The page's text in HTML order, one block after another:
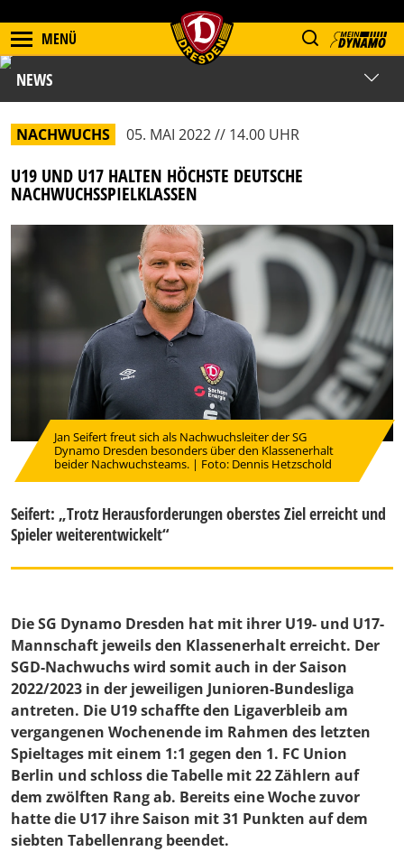
MENÜ
NEWS
NACHWUCHS 05. MAI 2022 // 14.00 UHR
U19 UND U17 HALTEN HÖCHSTE DEUTSCHE
NACHWUCHSSPIELKLASSEN
Jan Seifert freut sich als Nachwuchsleiter der SG
Dynamo Dresden besonders über den Klassenerhalt
beider Nachwuchsteams. | Foto: Dennis Hetzschold
Seifert: „Trotz Herausforderungen oberstes Ziel erreicht und
Spieler weiterentwickelt“
Die SG Dynamo Dresden hat mit ihrer U19- und U17-
Mannschaft jeweils den Klassenerhalt erreicht. Der
SGD-Nachwuchs wird somit auch in der Saison
2022/2023 in der jeweiligen Junioren-Bundesliga
antreten. Die U19 schaffte den Ligaverbleib am
vergangenen Wochenende im Rahmen des letzten
Spieltages mit einem 1:1 gegen den 1. FC Union
Berlin und schloss die Tabelle mit 22 Zählern auf
dem zwölften Rang ab. Bereits eine Woche zuvor
hatte die U17 ihre Saison mit 31 Punkten auf dem
siebten Tabellenrang beendet.